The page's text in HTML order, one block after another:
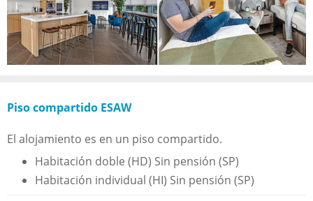
Piso compartido ESAW
El alojamiento es en un piso compartido.
Habitación doble (HD) Sin pensión (SP)
Habitación individual (HI) Sin pensión (SP)